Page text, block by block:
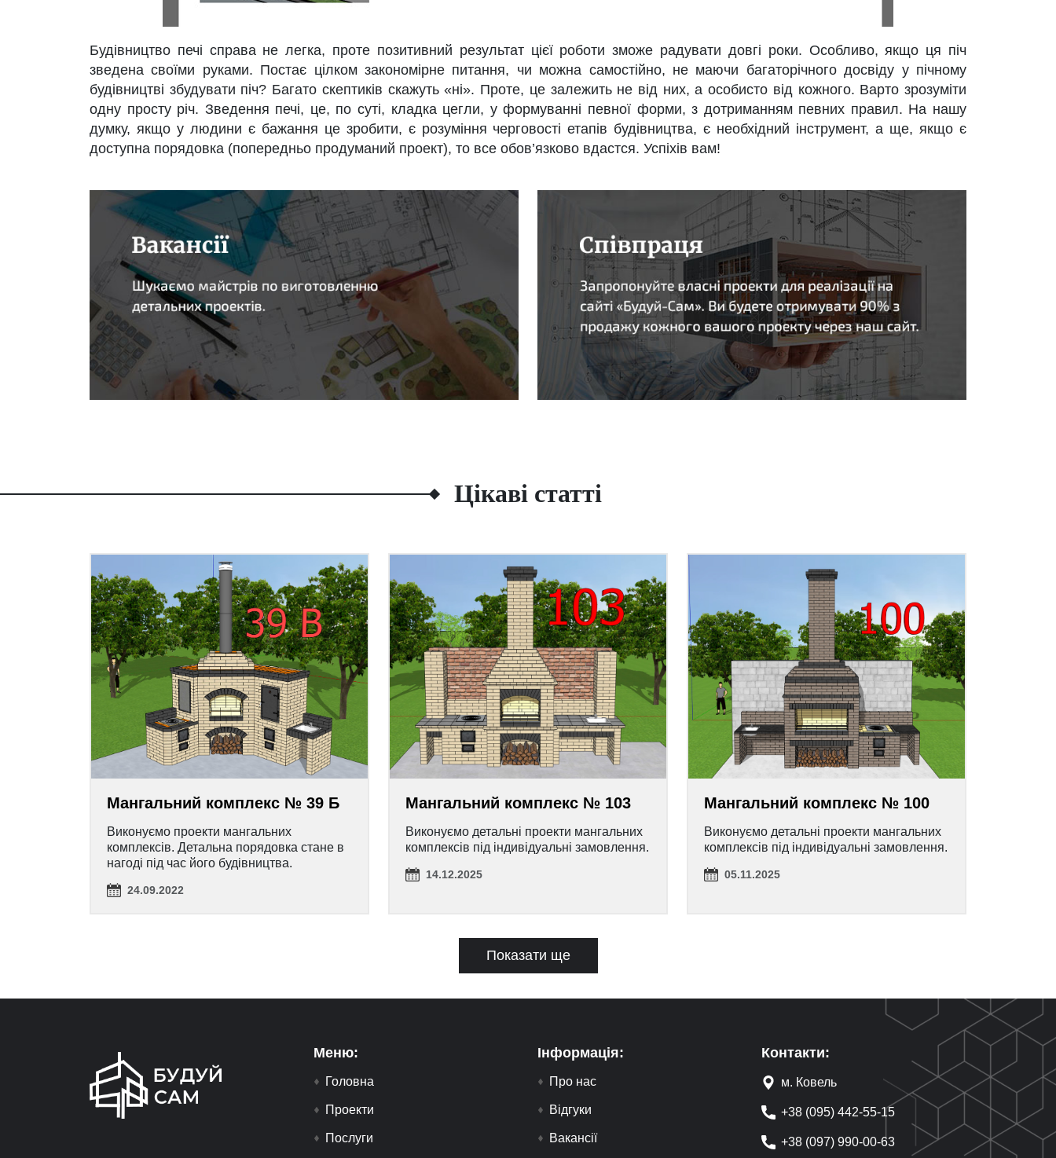
Будівництво печі справа не легка, проте позитивний результат цієї роботи зможе радувати довгі роки. Особливо, якщо ця піч
зведена своїми руками. Постає цілком закономірне питання, чи можна самостійно, не маючи багаторічного досвіду у пічному
будівництві збудувати піч? Багато скептиків скажуть «ні». Проте, це залежить не від них, а особисто від кожного. Варто зрозуміти
одну просту річ. Зведення печі, це, по суті, кладка цегли, у формуванні певної форми, з дотриманням певних правил. На нашу
думку, якщо у людини є бажання це зробити, є розуміння черговості етапів будівництва, є необхідний інструмент, а ще, якщо є
доступна порядовка (попередньо продуманий проект), то все обов’язково вдастся. Успіхів вам!
Цікаві статті
Мангальний комплекс № 39 Б
Виконуємо проекти мангальних
комплексів. Детальна порядовка стане в
нагоді під час його будівництва.
24.09.2022
Мангальний комплекс № 103
Виконуємо детальні проекти мангальних
комплексів під індивідуальні замовлення.
14.12.2025
Мангальний комплекс № 100
Виконуємо детальні проекти мангальних
комплексів під індивідуальні замовлення.
05.11.2025
Показати ще
Меню:
Головна
Проекти
Послуги
Інформація:
Про нас
Відгуки
Вакансії
Контакти:
м. Ковель
+38 (095) 442-55-15
+38 (097) 990-00-63